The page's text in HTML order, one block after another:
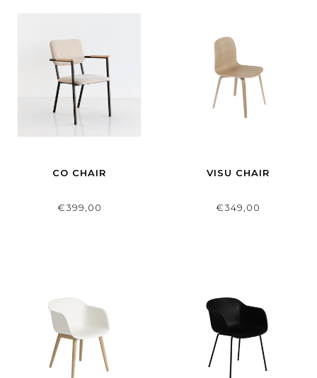
CO CHAIR
€399,00
VISU CHAIR
€349,00